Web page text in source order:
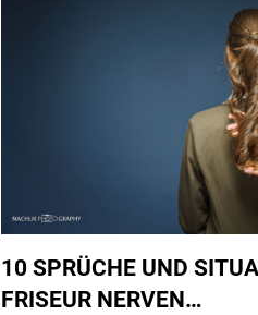
10 SPRÜCHE UND
FRISEUR NERVEN…